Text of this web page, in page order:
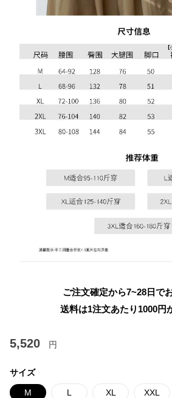
ご注文確定から7~28日で
送料は1注文あたり 1000円
5,520 円
サイズ
M L XL XXL